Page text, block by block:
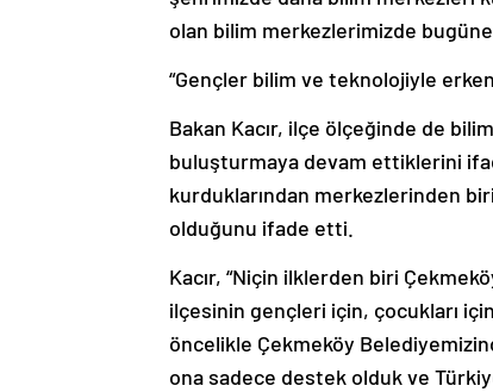
olan bilim merkezlerimizde bugüne
“Gençler bilim ve teknolojiyle
Bakan Kacır, ilçe ölçeğinde de
buluşturmaya devam ettiklerini
kurduklarından merkezlerinden
olduğunu ifade etti.
Kacır, “Niçin ilklerden biri
ilçesinin gençleri için, çocukları
öncelikle Çekmeköy
ona sadece destek olduk ve